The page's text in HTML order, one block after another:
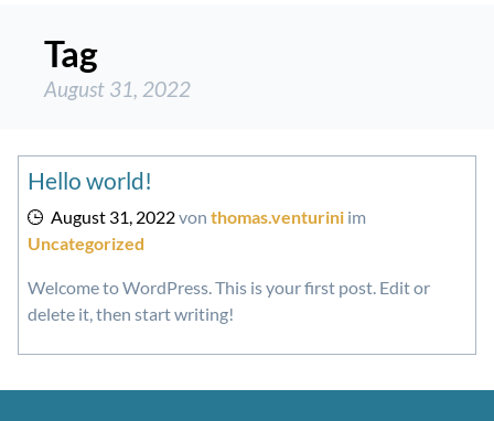
Tag
August 31, 2022
Hello world!
August 31, 2022von thomas.venturini im
Uncategorized
Welcome to WordPress. This is your first post. Edit or
delete it, then start writing!